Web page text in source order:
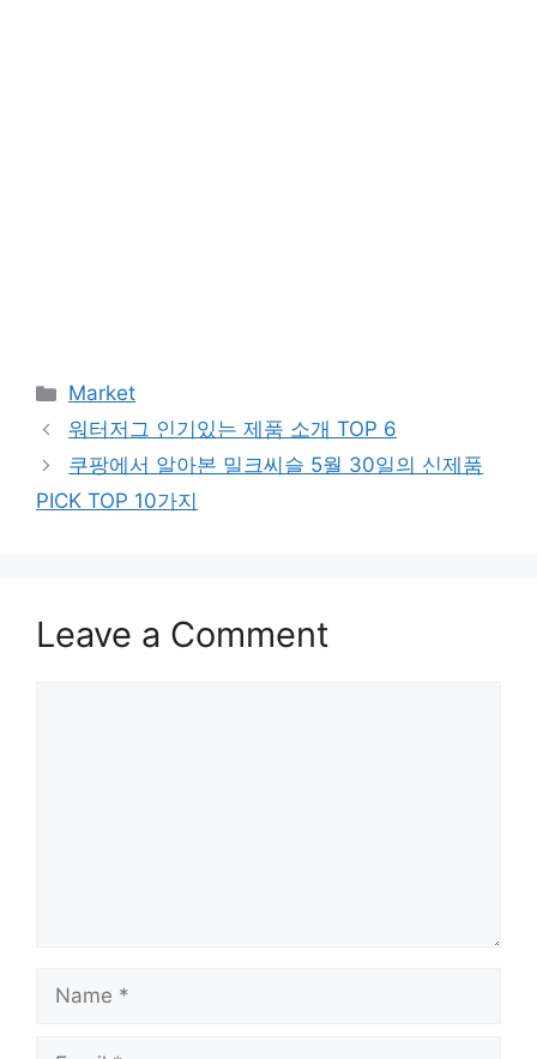
Categories
Market
워터저그 인기있는 제품 소개 TOP 6
쿠팡에서 알아본 밀크씨슬 5월 30일의 신제품
PICK TOP 10가지
Leave a Comment
Name
Email